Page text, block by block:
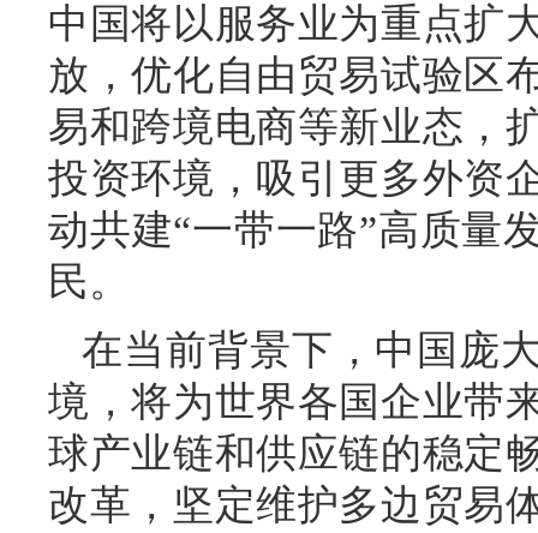
中国将以服务业为重点扩
放，优化自由贸易试验区
易和跨境电商等新业态，
投资环境，吸引更多外资
动共建“一带一路”高质量
民。
在当前背景下，中国庞
境，将为世界各国企业带
球产业链和供应链的稳定
改革，坚定维护多边贸易